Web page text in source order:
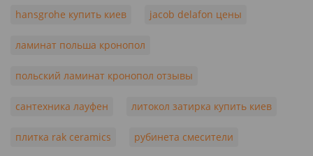
hansgrohe купить киев jacob delafon цены
ламинат польша кронопол
польский ламинат кронопол отзывы
сантехника лауфен литокол затирка купить киев
плитка rak ceramics рубинета смесители